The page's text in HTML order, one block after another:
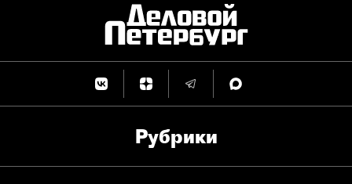
Рубрики